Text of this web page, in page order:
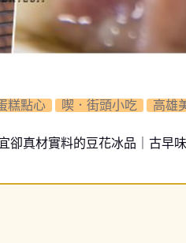
糕點心 喫．街頭小吃 高雄
卻真材實料的豆花冰品｜古早